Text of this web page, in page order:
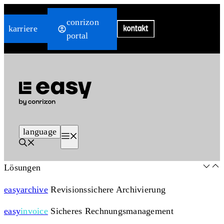
Inhalt
karriere
conrizon
portal
language
Lösungen
easyarchive Revisionssichere Archivierung
easyinvoice Sicheres Rechnungsmanagement